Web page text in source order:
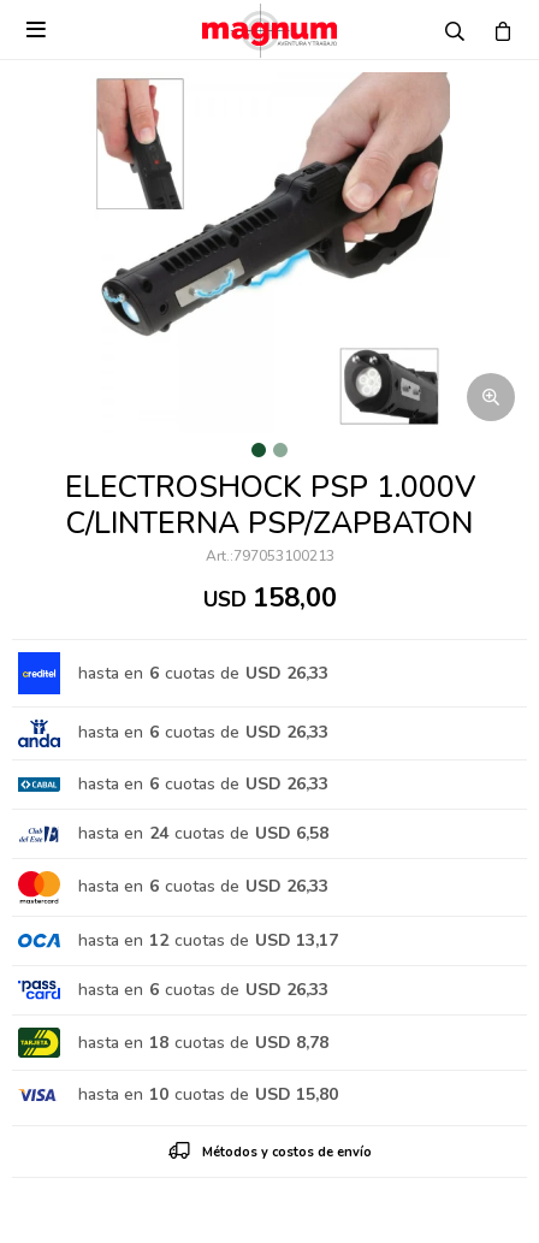

ELECTROSHOCK PSP 1.000V
C/LINTERNA PSP/ZAPBATON
797053100213
USD 158,00
hasta en 6 cuotas de USD 26,33
hasta en 6 cuotas de USD 26,33
hasta en 6 cuotas de USD 26,33
hasta en 24 cuotas de USD 6,58
hasta en 6 cuotas de USD 26,33
hasta en 12 cuotas de USD 13,17
hasta en 6 cuotas de USD 26,33
hasta en 18 cuotas de USD 8,78
hasta en 10 cuotas de USD 15,80
Métodos y costos de envío